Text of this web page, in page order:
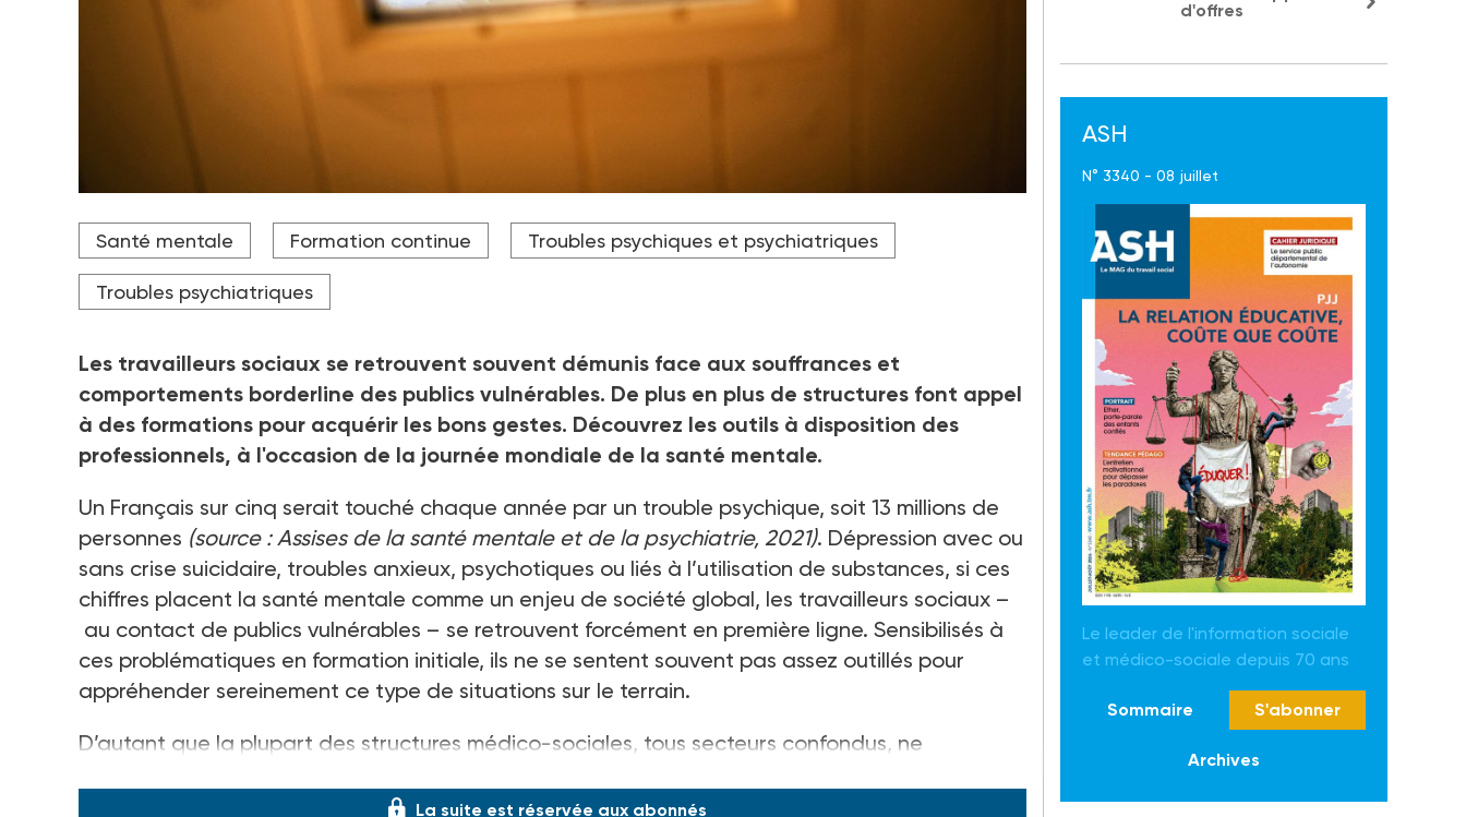
Crédit photo Loic VENANCE / AFP
Santé mentale Formation continue Troubles psychiques et psychiatriques
Troubles psychiatriques
Les travailleurs sociaux se retrouvent souvent démunis face aux souffrances et
comportements borderline des publics vulnérables. De plus en plus de structures font appel
à des formations pour acquérir les bons gestes. Découvrez les outils à disposition des
professionnels, à l'occasion de la journée mondiale de la santé mentale.
Un Français sur cinq serait touché chaque année par un trouble psychique, soit 13 millions de
personnes (source : Assises de la santé mentale et de la psychiatrie, 2021). Dépression avec ou
sans crise suicidaire, troubles anxieux, psychotiques ou liés à l’utilisation de substances, si ces
chiffres placent la santé mentale comme un enjeu de société global, les travailleurs sociaux –
au contact de publics vulnérables – se retrouvent forcément en première ligne. Sensibilisés à
ces problématiques en formation initiale, ils ne se sentent souvent pas assez outillés pour
appréhender sereinement ce type de situations sur le terrain.
D’autant que la plupart des structures médico-sociales, tous secteurs confondus, ne
La suite est réservée aux abonnés
d'offres
ASH
N° 3340 - 08 juillet
Le leader de l'information sociale
et médico-sociale depuis 70 ans
Sommaire S'abonner
Archives